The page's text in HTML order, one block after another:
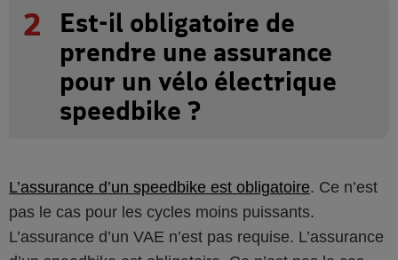
2
Est-il obligatoire de
prendre une assurance
pour un vélo électrique
speedbike ?
L’assurance d’un speedbike est obligatoire. Ce n’est
pas le cas pour les cycles moins puissants.
L’assurance d’un VAE n’est pas requise. L’assurance